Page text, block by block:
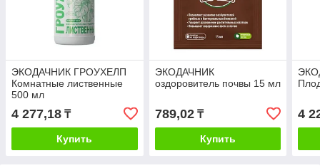
ЭКОДАЧНИК ГРОУХЕЛП
Комнатные лиственные
500 мл
4 277,18 ₸
Купить
ЭКОДАЧНИК
оздоровитель почвы 15 мл
789,02₸
Купить
4